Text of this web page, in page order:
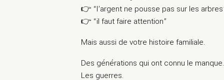
👉 “l’argent ne pousse pas sur les
👉 “il faut faire attention”
Mais aussi de votre histoire familiale.
Des générations qui ont connu le manque.
Les guerres.